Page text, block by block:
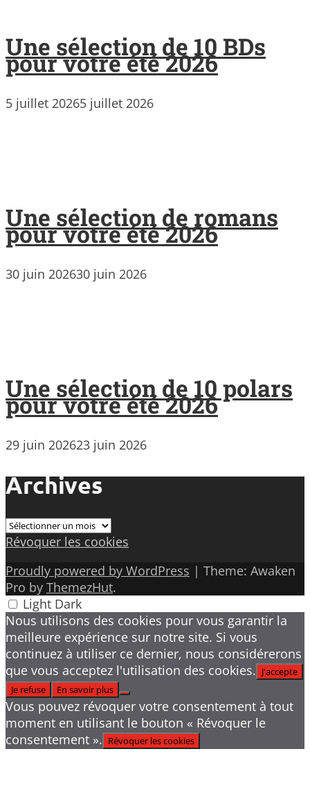
Une sélection de 10 BDs
pour votre été 2026
5 juillet 20265 juillet 2026
Une sélection de romans
pour votre été 2026
30 juin 202630 juin 2026
Une sélection de 10 polars
pour votre été 2026
29 juin 202623 juin 2026
Archives
Archives
Révoquer les cookies
Proudly powered by WordPress | Theme: Awaken
Pro by ThemezHut.
Light Dark
Nous utilisons des cookies pour vous garantir la
meilleure expérience sur notre site. Si vous
continuez à utiliser ce dernier, nous considérerons
que vous acceptez l'utilisation des cookies. J'accepte
Je refuse
En savoir plus
Vous pouvez révoquer votre consentement à tout
moment en utilisant le bouton « Révoquer le
consentement ». Révoquer les cookies